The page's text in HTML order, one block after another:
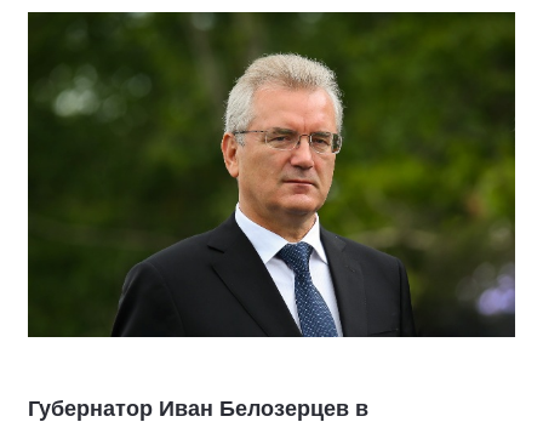
Губернатор Иван Белозерцев в